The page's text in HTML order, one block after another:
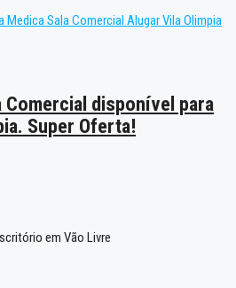
Comercial disponível para
Super Oferta!
em Vão Livre